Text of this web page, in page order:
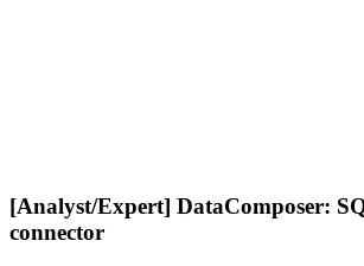
[Analyst/Expert] DataComposer:
connector